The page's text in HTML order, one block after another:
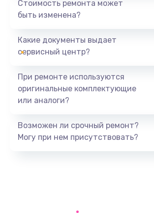
Ремонт южного моста
Замена батарейки BIOS
Заказать
Стоимость ремонта может
быть изменена?
Какие документы выдает
сервисный центр?
При ремонте используются
оригинальные комплектующие
или аналоги?
Возможен ли срочный ремонт?
Могу при нем присутствовать?